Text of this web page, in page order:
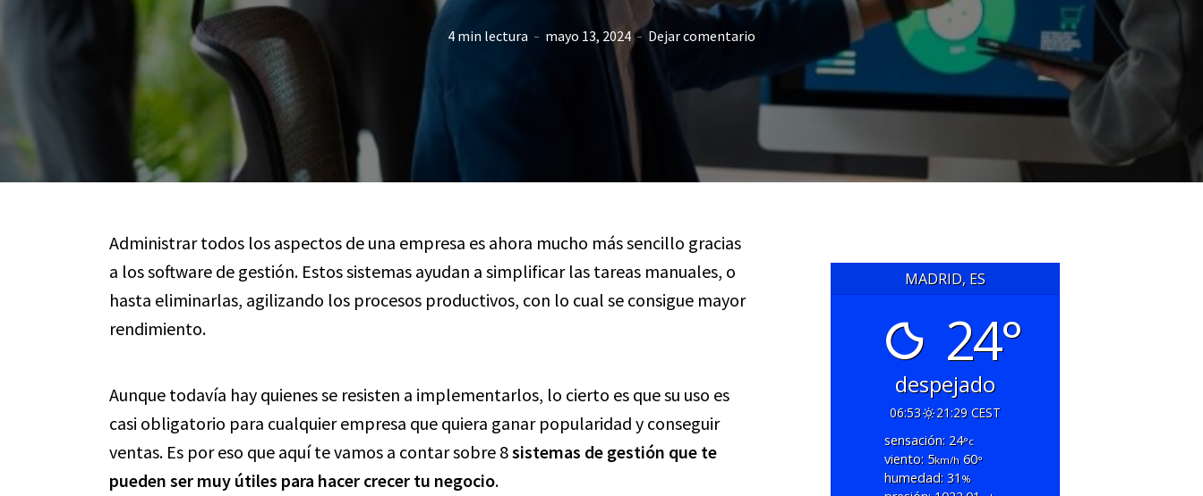
4 min lectura mayo 13, 2024 Dejar comentario
Administrar todos los aspectos de una empresa es ahora mucho más sencillo gracias
a los software de gestión. Estos sistemas ayudan a simplificar las tareas manuales, o
hasta eliminarlas, agilizando los procesos productivos, con lo cual se consigue mayor
rendimiento.
Aunque todavía hay quienes se resisten a implementarlos, lo cierto es que su uso es
casi obligatorio para cualquier empresa que quiera ganar popularidad y conseguir
ventas. Es por eso que aquí te vamos a contar sobre 8sistemas de gestión que te
pueden ser muy útiles para hacer crecer tu negocio.
MADRID, ES
24°
despejado
06:53
21:29 CEST
sensación: 24°c
viento: 5km/h60°
humedad: 31 %